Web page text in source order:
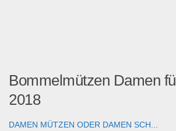
Bommelmützen Damen
2018
DAMEN MÜTZEN ODER DAMEN SCH...